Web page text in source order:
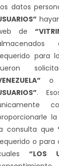
datos
de
para
o
.
consulta que
o para
“LOS